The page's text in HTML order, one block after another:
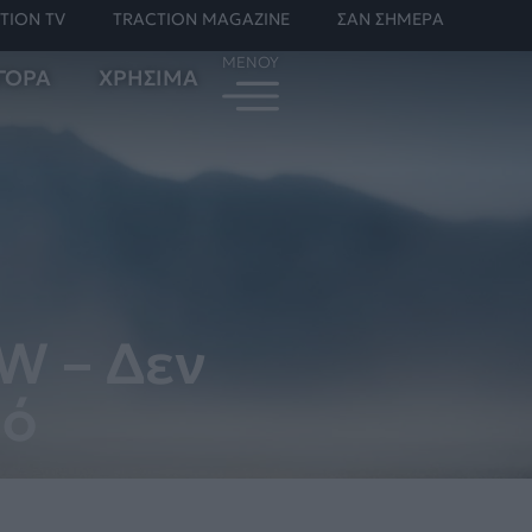
TV TRACTION MAGAZINE ΣΑΝ ΣΗΜΕΡΑ
ΧΡΗΣΙΜΑ
– Δεν